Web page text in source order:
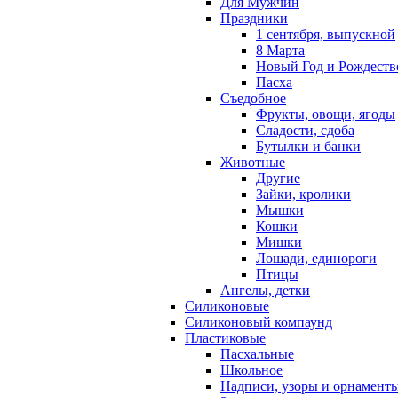
Праздники
1 сентября, выпускной
8 Марта
Новый Год и
Пасха
Съедобное
Фрукты, овощи, ягоды
Сладости, сдоба
Бутылки и банки
Животные
Другие
Зайки, кролики
Мышки
Кошки
Мишки
Лошади, единороги
Птицы
Ангелы, детки
Силиконовые
Силиконовый компаунд
Пластиковые
Пасхальные
Школьное
Надписи, узоры и